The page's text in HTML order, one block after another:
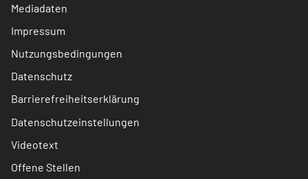
Mediadaten
Impressum
Nutzungsbedingungen
Datenschutz
Barrierefreiheitserklärung
Datenschutzeinstellungen
Videotext
Offene Stellen